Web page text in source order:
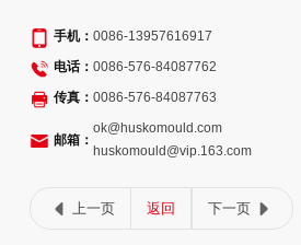
手机： 0086-13957616917
电话： 0086-576-84087762
传真： 0086-576-84087763
邮箱：
ok@huskomould.com
huskomould@vip.163.com
上一页 返回 下一页